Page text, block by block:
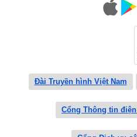
Đài Truyền hình Việt Nam
Cổng Thông tin